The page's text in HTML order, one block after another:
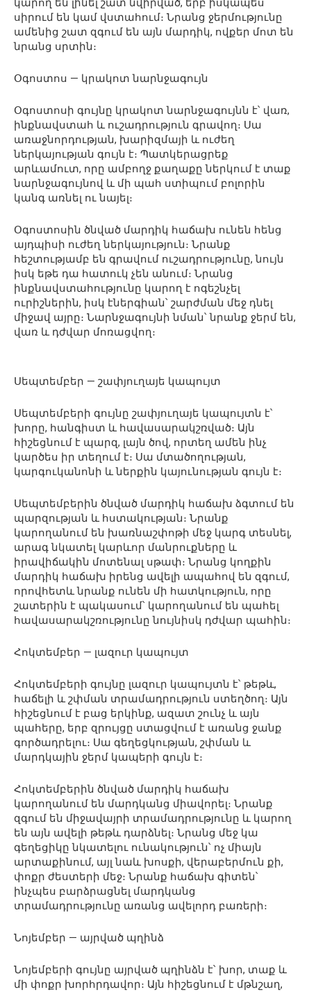
կարող են լինել շատ նվիրված, երբ իսկապես
սիրում են կամ վստահում։ Նրանց ջերմությունը
ամենից շատ զգում են այն մարդիկ, ովքեր մոտ են
նրանց սրտին։
Օգոստոս — կրակոտ նարնջագույն
Օգոստոսի գույնը կրակոտ նարնջագույնն է՝ վառ,
ինքնավստահ և ուշադրություն գրավող։ Սա
առաջնորդության, խարիզմայի և ուժեղ
ներկայության գույն է։ Պատկերացրեք
արևամուտ, որը ամբողջ քաղաքը ներկում է տաք
նարնջագույնով և մի պահ ստիպում բոլորին
կանգ առնել ու նայել։
Օգոստոսին ծնված մարդիկ հաճախ ունեն հենց
այդպիսի ուժեղ ներկայություն։ Նրանք
հեշտությամբ են գրավում ուշադրությունը, նույն
իսկ եթե դա հատուկ չեն անում։ Նրանց
ինքնավստահությունը կարող է ոգեշնչել
ուրիշներին, իսկ էներգիան՝ շարժման մեջ դնել
միջավ այրը։ Նարնջագույնի նման՝ նրանք ջերմ են,
վառ և դժվար մոռացվող։
Սեպտեմբեր — շափյուղայե կապույտ
Սեպտեմբերի գույնը շափյուղայե կապույտն է՝
խորը, հանգիստ և հավասարակշռված։ Այն
հիշեցնում է պարզ, լայն ծով, որտեղ ամեն ինչ
կարծես իր տեղում է։ Սա մտածողության,
կարգուկանոնի և ներքին կայունության գույն է։
Սեպտեմբերին ծնված մարդիկ հաճախ ձգտում են
պարզության և հստակության։ Նրանք
կարողանում են խառնաշփոթի մեջ կարգ տեսնել,
արագ նկատել կարևոր մանրուքները և
իրավիճակին մոտենալ սթափ։ Նրանց կողքին
մարդիկ հաճախ իրենց ավելի ապահով են զգում,
որովհետև նրանք ունեն մի հատկություն, որը
շատերին է պակասում՝ կարողանում են պահել
հավասարակշռությունը նույնիսկ դժվար պահին։
Հոկտեմբեր — լազուր կապույտ
Հոկտեմբերի գույնը լազուր կապույտն է՝ թեթև,
հաճելի և շփման տրամադրություն ստեղծող։ Այն
հիշեցնում է բաց երկինք, ազատ շունչ և այն
պահերը, երբ զրույցը ստացվում է առանց ջանք
գործադրելու։ Սա գեղեցկության, շփման և
մարդկային ջերմ կապերի գույն է։
Հոկտեմբերին ծնված մարդիկ հաճախ
կարողանում են մարդկանց միավորել։ Նրանք
զգում են միջավայրի տրամադրությունը և կարող
են այն ավելի թեթև դարձնել։ Նրանց մեջ կա
գեղեցիկը նկատելու ունակություն՝ ոչ միայն
արտաքինում, այլ նաև խոսքի, վերաբերմուն քի,
փոքր ժեստերի մեջ։ Նրանք հաճախ գիտեն՝
ինչպես բարձրացնել մարդկանց
տրամադրությունը առանց ավելորդ բառերի։
Նոյեմբեր — այրված պղինձ
Նոյեմբերի գույնը այրված պղինձն է՝ խոր, տաք և
մի փոքր խորհրդավոր։ Այն հիշեցնում է մթնշաղ,